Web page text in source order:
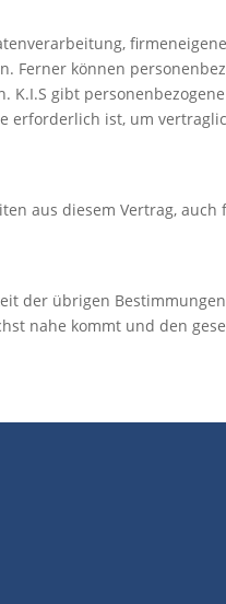
Ferner können
gibt
erforderlich ist, um
aus diesem Vertrag, auch
der übrigen
nahe kommt und den